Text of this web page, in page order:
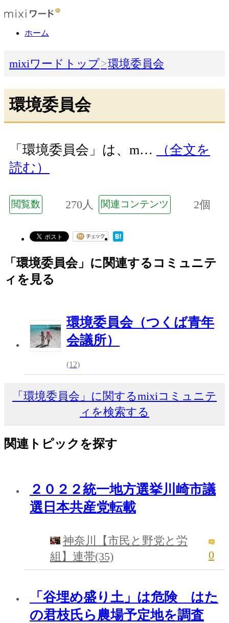
ホーム
mixiワードトップ 環境委員会
環境委員会
「環境委員会」は、m…
（全文を
読む）
閲覧数 270人 関連コンテンツ 2個
「環境委員会」に関連するコミュニテ
ィを見る
環境委員会（つくば青年
会議所）
(12)
「環境委員会」に関するmixiコミュニテ
ィを検索する
関連トピックを探す
２０２２統一地方選挙川崎市議
選日本共産党転載
神奈川【市民と野党と労
組】連帯(35)
0
「谷埋め盛り土」は危険 はた
の君枝氏ら農場予定地を調査